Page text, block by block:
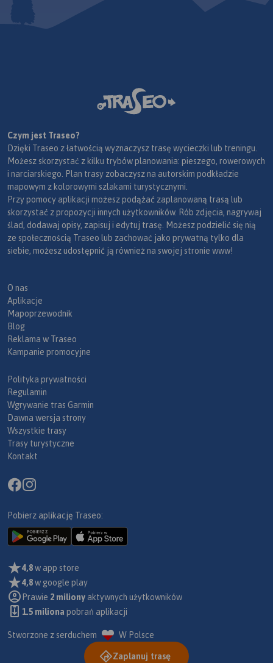
Czym jest Traseo?
Dzięki Traseo z łatwością wyznaczysz trasę wycieczki lub treningu.
Możesz skorzystać z kilku trybów planowania: pieszego, rowerowych
i narciarskiego. Plan trasy zobaczysz na autorskim podkładzie
mapowym z kolorowymi szlakami turystycznymi.
Przy pomocy aplikacji możesz podążać zaplanowaną trasą lub
skorzystać z propozycji innych użytkowników. Rób zdjęcia, nagrywaj
ślad, dodawaj opisy, zapisuj i edytuj trasę. Możesz podzielić się nią
ze społecznością Traseo lub zachować jako prywatną tylko dla
siebie, możesz udostępnić ją również na swojej stronie www!
O nas
Aplikacje
Mapoprzewodnik
Blog
Reklama w Traseo
Kampanie promocyjne
Polityka prywatności
Regulamin
Wgrywanie tras Garmin
Dawna wersja strony
Wszystkie trasy
Trasy turystyczne
Kontakt
Pobierz aplikację Traseo:
4,8w app store
4,8w google play
Prawie 2 miliony aktywnych użytkowników
1.5 miliona pobrań aplikacji
Stworzone z serduchem W Polsce
Zaplanuj trasę